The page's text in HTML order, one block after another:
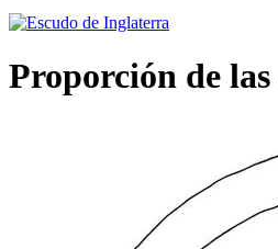
Proporción de